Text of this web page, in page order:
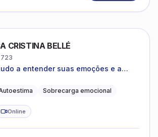
CRISTINA BELLÉ
a entender suas emoções e a
está vivendoSobrecarga emocional
Online